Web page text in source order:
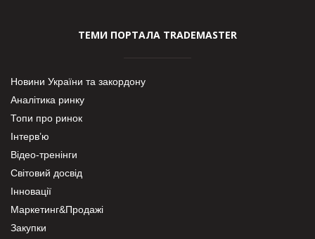
ТЕМИ ПОРТАЛА TRADEMASTER
Новини України та закордону
Аналітика ринку
Топи про ринок
Інтерв’ю
Відео-тренінги
Світовий досвід
Інновації
Маркетинг&Продажі
Закупки